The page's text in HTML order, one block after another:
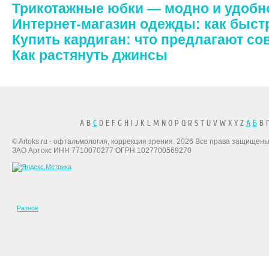
Трикотажные юбки — модно и
Интернет-магазин одежды: как
Купить кардиган: что предлагают
Как растянуть джинсы
A B CD E F G H I J K L M N O P Q R S T U V W X Y Z А БВ
© Artoks.ru - офтальмология, коррекция зрения. 2026 Все права
ЗАО Артокс ИНН 7710070277 ОГРН 1027700569270
Разное